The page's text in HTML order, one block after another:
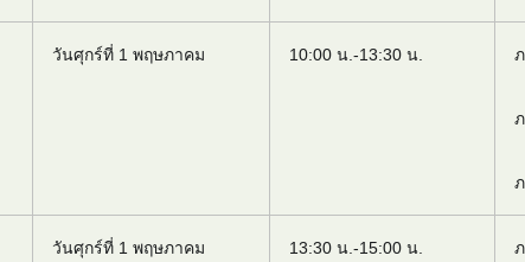
วันศุกร์ที่ 1 พฤษภาคม 10:00 น.-13:30 น.
วันศุกร์ที่ 1 พฤษภาคม 13:30 น.-15:00 น.